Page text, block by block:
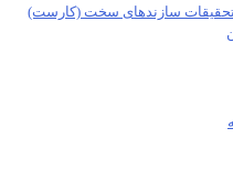
سازندهای سخت (کارست)